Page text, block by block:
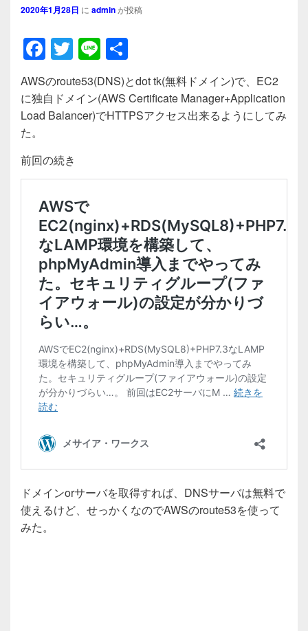
2020年1月28日 に adminが投稿
F
a
c
e
o
o
k
T
wi
tt
er
Li
n
e
有
AWSのroute53(DNS)とdot tk(無料ドメイン)で、EC2
に独自ドメイン(AWS Certificate Manager+Application
Load Balancer)でHTTPSアクセス出来るようにしてみ
た。
前回の続き
ドメインorサーバを取得すれば、DNSサーバは無料で
使えるけど、せっかくなのでAWSのroute53を使って
みた。